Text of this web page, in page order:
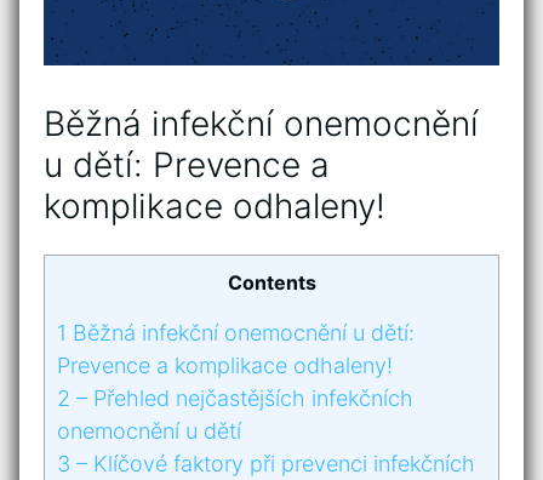
Běžná infekční onemocnění
u dětí:⁤ Prevence⁣ a
‌komplikace ⁢odhaleny!
Contents
1 Běžná infekční onemocnění u dětí:⁤
Prevence⁣ a ‌komplikace ⁢odhaleny!
2 – Přehled nejčastějších infekčních
onemocnění u dětí
3 – Klíčové faktory⁤ při prevenci infekčních